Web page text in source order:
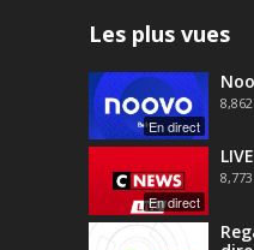
Les plus vues
En direct
8,862
En direct
8,773